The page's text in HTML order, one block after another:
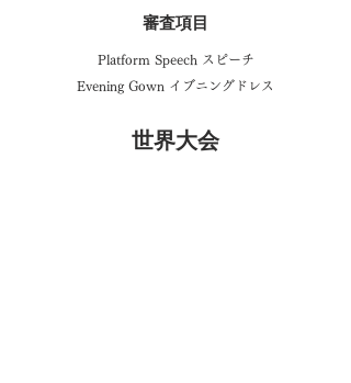
審査項目
​Platform Speech スピーチ
Evening Gown イブニングドレス
世界大会